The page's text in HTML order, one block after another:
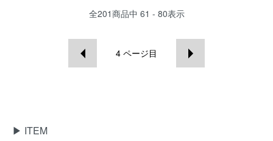
全201商品中 61 - 80表示
4 ページ目
▶ ITEM